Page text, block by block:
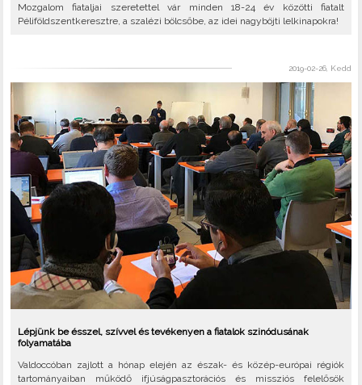
Mozgalom fiataljai szeretettel vár minden 18-24 év közötti fiatalt
Péliföldszentkeresztre, a szalézi bölcsőbe, az idei nagyböjti lelkinapokra!
2019-02-26, Kedd
Lépjünk be ésszel, szívvel és tevékenyen a fiatalok szinódusának
folyamatába
Valdoccóban zajlott a hónap elején az észak- és közép-európai régiók
tartományaiban működő ifjúságpasztorációs és missziós felelősök